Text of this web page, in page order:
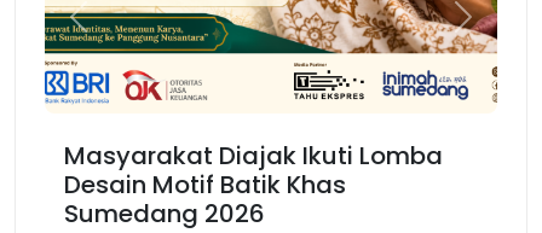
Karnaval Binokasih, Merajut
Kembali Spirit Kesundaan di Jawa
Barat
Previous Next